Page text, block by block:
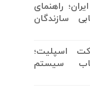
راهنمای
سازندگان
اسپلیت؛
سیستم